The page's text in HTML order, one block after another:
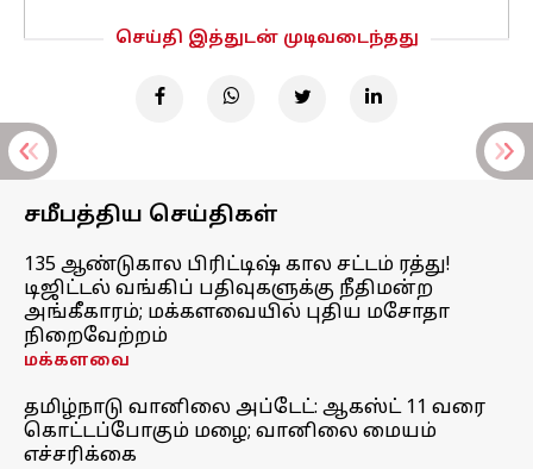
செய்தி இத்துடன் முடிவடைந்தது
சமீபத்திய செய்திகள்
135 ஆண்டுகால பிரிட்டிஷ் கால சட்டம் ரத்து!
டிஜிட்டல் வங்கிப் பதிவுகளுக்கு நீதிமன்ற
அங்கீகாரம்; மக்களவையில் புதிய மசோதா
நிறைவேற்றம்
மக்களவை
தமிழ்நாடு வானிலை அப்டேட்: ஆகஸ்ட் 11 வரை
கொட்டப்போகும் மழை; வானிலை மையம்
எச்சரிக்கை